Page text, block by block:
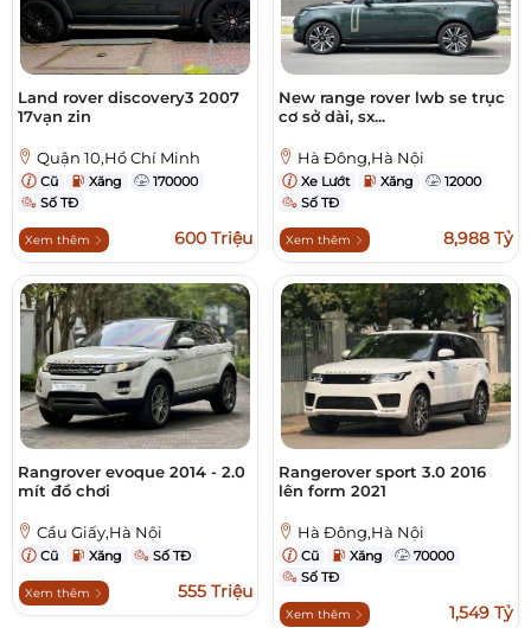
Land rover discovery3 2007
17vạn zin
Quận 10,Hồ Chí Minh
Cũ Xăng
170000
Số TĐ
Xem thêm 600 Triệu
New range rover lwb se trục
cơ sở dài, sx...
Hà Đông,Hà Nội
Xe Lướt Xăng
12000
Số TĐ
Xem thêm 8,988 Tỷ
Rangrover evoque 2014 - 2.0
mít đồ chơi
Cầu Giấy,Hà Nội
Cũ Xăng Số TĐ
Xem thêm 555 Triệu
Rangerover sport 3.0 2016
lên form 2021
Hà Đông,Hà Nội
Cũ Xăng
70000
Số TĐ
Xem thêm 1,549 Tỷ